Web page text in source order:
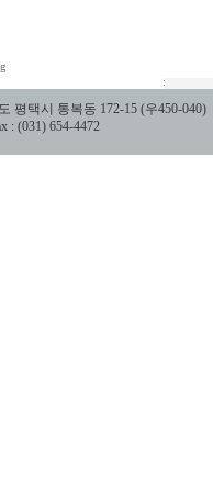
평택시 통복동 172-15 (우450-040)
: (031) 654-4472